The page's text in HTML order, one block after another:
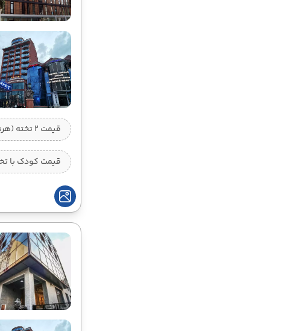
قیمت 2 تخته (هرنفر)
قیمت کودک با